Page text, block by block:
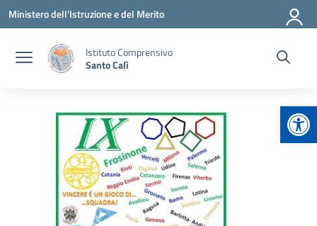
Vai ai contenuti
Vai al menu di navigazione
Vai al footer
Ministero dell'Istruzione e del Merito
Istituto Comprensivo
Santo Calì